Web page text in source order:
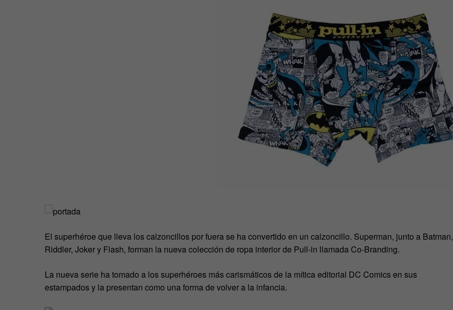
El superhéroe que lleva los calzoncillos por fuera se ha convertido en un calzoncillo. Superman, junto a Batman,
Riddler, Joker y Flash, forman la nueva colección de ropa interior de Pull-in llamada Co-Branding.
La nueva serie ha tomado a los superhéroes más carismáticos de la mítica editorial DC Comics en sus
estampados y la presentan como una forma de volver a la infancia.